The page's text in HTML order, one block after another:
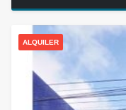
ALQUILER